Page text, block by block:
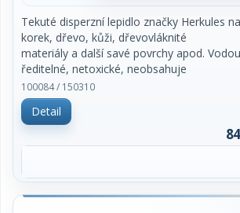
Tekuté disperzní lepidlo značky Herkules
korek, dřevo, kůži, dřevovláknité
materiály a další savé povrchy apod. Vodou
ředitelné, netoxické, neobsahuje
rozpouštědla, doba zasychání 15 minut.
kanceláří a škol i pro
modeláře. Obsah 250 g. Cena za kus.
100084 / 150310
Detail